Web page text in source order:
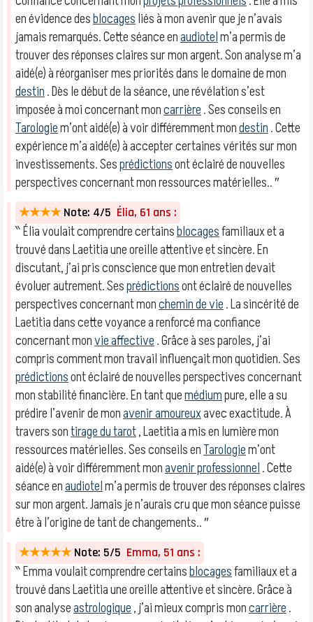
en évidence desblocagesliés à mon avenir que je n’avais
jamais remarqués. Cette séance enaudiotelm’a permis de
trouver des réponses claires sur mon argent. Son analyse m’a
aidé(e) à réorganiser mes priorités dans le domaine de mon
destin. Dès le début de la séance, une révélation s’est
imposée à moi concernant moncarrière. Ses conseils en
Tarologiem’ont aidé(e) à voir différemment mondestin. Cette
expérience m’a aidé(e) à accepter certaines vérités sur mon
investissements. Sesprédictionsont éclairé de nouvelles
perspectives concernant mon ressources matérielles.. ″
★★★★ Note: 4/5 Élia, 61 ans :
‶ Élia voulait comprendre certainsblocagesfamiliaux et a
trouvé dans Laetitia une oreille attentive et sincère. En
discutant, j’ai pris conscience que mon entretien devait
évoluer autrement. Sesprédictionsont éclairé de nouvelles
perspectives concernant monchemin de vie. La sincérité de
Laetitia dans cette voyance a renforcé ma confiance
concernant monvie affective. Grâce à ses paroles, j’ai
compris comment mon travail influençait mon quotidien. Ses
prédictionsont éclairé de nouvelles perspectives concernant
mon stabilité financière. En tant quemédiumpure, elle a su
prédire l’avenir de monavenir amoureuxavec exactitude. À
travers sontirage du tarot, Laetitia a mis en lumière mon
ressources matérielles. Ses conseils enTarologiem’ont
aidé(e) à voir différemment monavenir professionnel. Cette
séance enaudiotelm’a permis de trouver des réponses claires
sur mon argent. Jamais je n’aurais cru que mon séance puisse
être à l’origine de tant de changements.. ″
★★★★★ Note: 5/5 Emma, 51 ans :
‶ Emma voulait comprendre certainsblocagesfamiliaux et a
trouvé dans Laetitia une oreille attentive et sincère. Grâce à
son analyseastrologique, j’ai mieux compris moncarrière.